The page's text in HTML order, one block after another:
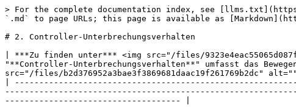
> For the complete documentation index, see
`.md` to page URLs; this page is available as
# 2. Controller-Unterbrechungsverhalten
| ***Zu finden unter*** <img src="/files/
"**Controller-Unterbrechungsverhalten**" umfasst das
src="/files/b2d376952a3bae3f3869681daac19f261769b2dc"
|
------------------------------------ |